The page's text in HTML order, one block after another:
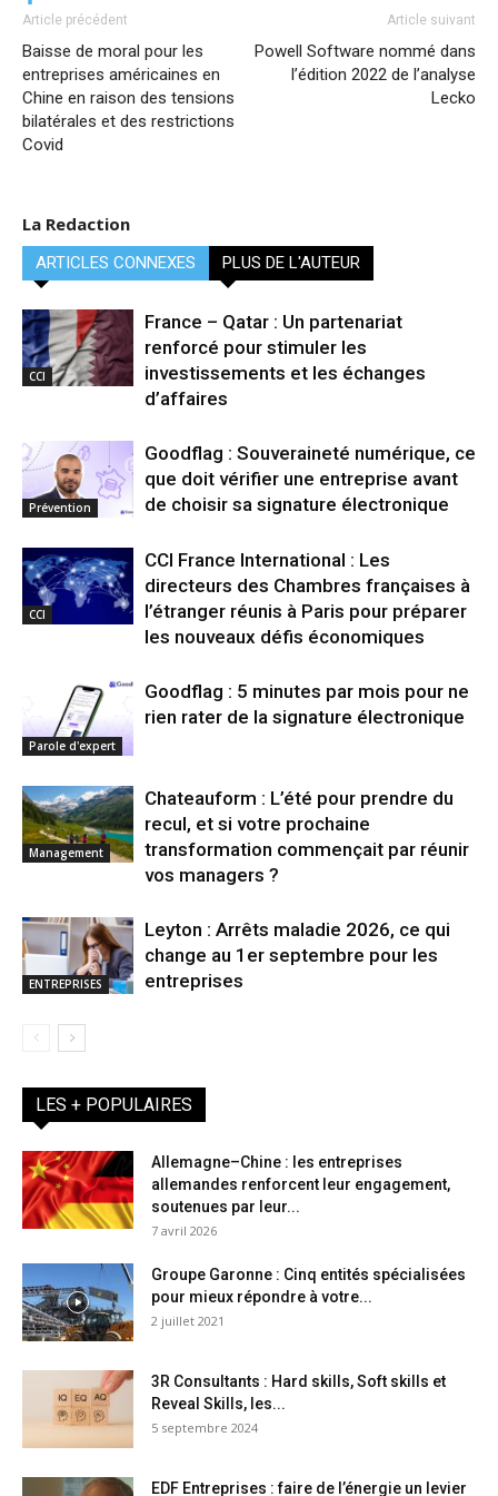
Article précédent
Baisse de moral pour les
entreprises américaines en
Chine en raison des tensions
bilatérales et des restrictions
Covid
Article suivant
Powell Software nommé dans
l’édition 2022 de l’analyse
Lecko
La Redaction
ARTICLES CONNEXES PLUS DE L'AUTEUR
CCI
France – Qatar : Un partenariat
renforcé pour stimuler les
investissements et les échanges
d’affaires
Prévention
Goodflag : Souveraineté numérique, ce
que doit vérifier une entreprise avant
de choisir sa signature électronique
CCI
CCI France International : Les
directeurs des Chambres françaises à
l’étranger réunis à Paris pour préparer
les nouveaux défis économiques
Parole d'expert
Goodflag : 5 minutes par mois pour ne
rien rater de la signature électronique
Management
Chateauform : L’été pour prendre du
recul, et si votre prochaine
transformation commençait par réunir
vos managers ?
ENTREPRISES
Leyton : Arrêts maladie 2026, ce qui
change au 1er septembre pour les
entreprises
LES + POPULAIRES
Allemagne–Chine : les entreprises
allemandes renforcent leur engagement,
soutenues par leur...
7 avril 2026
Groupe Garonne : Cinq entités spécialisées
pour mieux répondre à votre...
2 juillet 2021
3R Consultants : Hard skills, Soft skills et
Reveal Skills, les...
5 septembre 2024
EDF Entreprises : faire de l’énergie un levier